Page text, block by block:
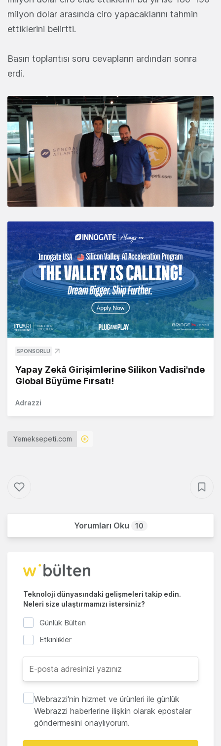
milyon dolar arasında ciro yapacaklarını tahmin
ettiklerini belirtti.
Basın toplantısı soru cevapların ardından sonra
erdi.
SPONSORLU
Yapay Zekâ Girişimlerine Silikon Vadisi'nde
Global Büyüme Fırsatı!
Adrazzi
Yemeksepeti.com
Yorumları Oku 10
Teknoloji dünyasındaki gelişmeleri takip edin.
Neleri size ulaştırmamızı istersiniz?
Günlük Bülten
Etkinlikler
Webrazzi'nin hizmet ve ürünleri ile günlük
Webrazzi haberlerine ilişkin olarak epostalar
göndermesini onaylıyorum.